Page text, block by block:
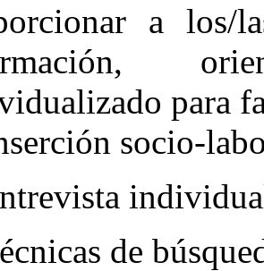
a los/
para
socio-
de